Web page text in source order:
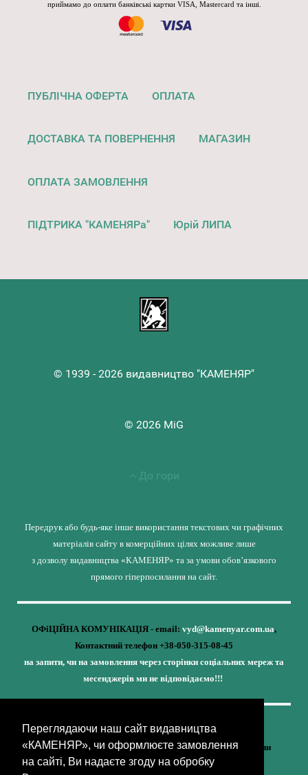
Переглядаючи наш сайт видавництва
«КАМЕНЯР», чи оформлюєте замовлення
на сайті, Ви надаєте згоду на обробку
приймамо до оплати банківські картки VISA, Mastercard та інші.
ПУБЛІЧНА ОФЕРТА ОПЛАТА
ДОСТАВКА ТА ПОВЕРНЕННЯ МАГАЗИН
ОПЛАТА ЗАМОВЛЕННЯ
ПІДТРИКА "КАМЕНЯРа" Юрій ЛИПА
© 1939 - 2026 видавництво "КАМЕНЯР"
© 2026 MiG
До гори
Передрук або будь-яке інше використання текстових чи графічних
матеріалів сайту в комерційних цілях можливе лише
з дозволу видавництва «КАМЕНЯР» та за умови обов’язкового
прямого гіперпосилання на сайт.
ОФіЦІЙНА КОМУНІКАЦІЯ - email: vyd@kamenyar.com.ua,
Контактний телефон +38-050-315-08-45
на запити, чи на замовлення через сторінки соціальних мереж та
месенджерів ми не відповідаємо!!!
Кожне наше видання - це внесок у спротив,
у збереження ідентичності та неминучу перемогу України
(видавництво «КАМЕНЯР»)